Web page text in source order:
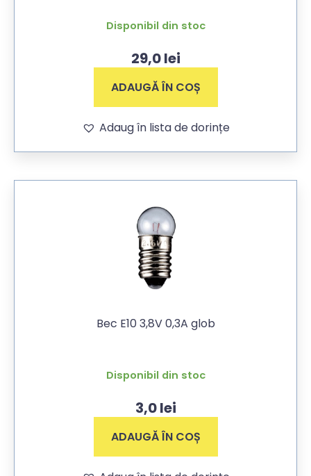
Disponibil din stoc
29,0lei
ADAUGĂ ÎN COȘ
Adaug în lista de dorințe
Bec E10 3,8V 0,3A glob
Disponibil din stoc
3,0lei
ADAUGĂ ÎN COȘ